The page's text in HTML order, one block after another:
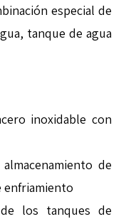
especial de
tanque de agua
inoxidable con
de
enfriamiento
los tanques de